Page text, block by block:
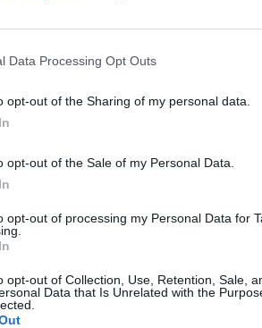
Data Processing Opt Outs
opt-out of the Sharing of my personal data.
opt-out of the Sale of my Personal Data.
opt-out of processing my Personal Data for
opt-out of Collection, Use, Retention, Sale,
Data that Is Unrelated with the
|
informací buďte obezřetní.
je na seznamu dezinformací.